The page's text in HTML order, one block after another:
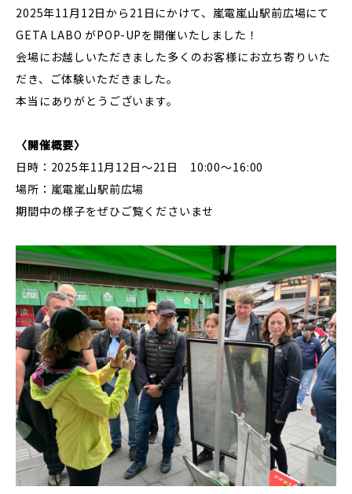
2025年11月12日から21日にかけて、嵐電嵐山駅前広場にて
GETA LABO がPOP-UPを開催いたしました！
会場にお越しいただきました多くのお客様にお立ち寄りいた
だき、ご体験いただきました。
本当にありがとうございます。
〈開催概要〉
日時：2025年11月12日〜21日 10:00〜16:00
場所：嵐電嵐山駅前広場
期間中の様子をぜひご覧くださいませ